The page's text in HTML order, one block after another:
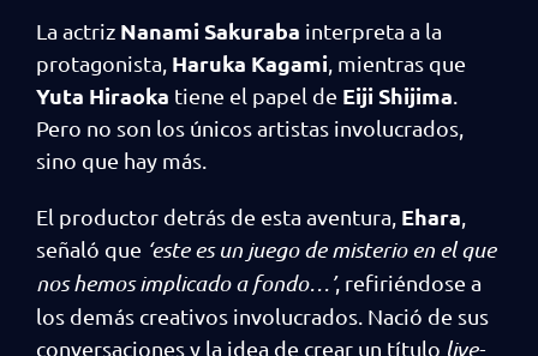
La actriz Nanami Sakuraba interpreta a la
protagonista, Haruka Kagami , mientras que
Yuta Hiraoka tiene el papel de Eiji Shijima
Pero no son los únicos artistas involucrados,
sino que hay más.
El productor detrás de esta aventura, Ehara
señaló que ‘este es un juego de misterio en el que
nos hemos implicado a fondo…’, refiriéndose a
los demás creativos involucrados. Nació de sus
conversaciones y la idea de crear un título live-